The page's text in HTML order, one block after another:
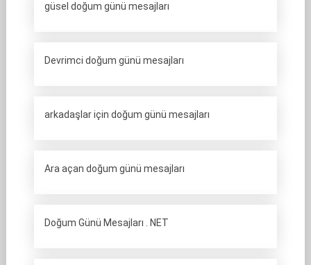
güsel doğum günü mesajları
Devrimci doğum günü mesajları
arkadaşlar için doğum günü mesajları
Ara açan doğum günü mesajları
Doğum Günü Mesajları . NET